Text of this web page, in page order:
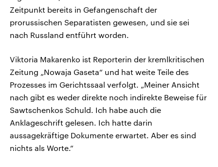
Zeitpunkt bereits in Gefangenschaft der
prorussischen Separatisten gewesen, und sie sei
nach Russland entführt worden.
Viktoria Makarenko ist Reporterin der kremlkritischen
Zeitung „Nowaja Gaseta“ und hat weite Teile des
Prozesses im Gerichtssaal verfolgt. „Meiner Ansicht
nach gibt es weder direkte noch indirekte Beweise für
Sawtschenkos Schuld. Ich habe auch die
Anklageschrift gelesen. Ich hatte darin
aussagekräftige Dokumente erwartet. Aber es sind
nichts als Worte.“